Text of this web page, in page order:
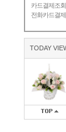
카드결제조회
전화카드결제
TODAY